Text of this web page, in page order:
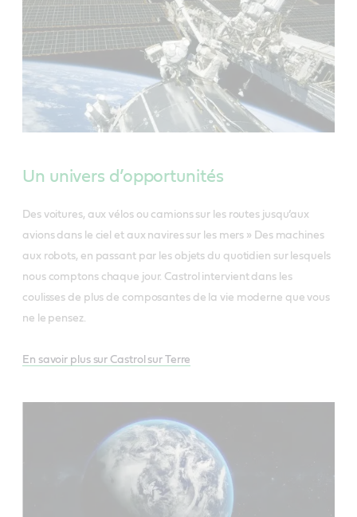
Un univers d’opportunités
Des voitures, aux vélos ou camions sur les routes jusqu’aux
avions dans le ciel et aux navires sur les mers » Des machines
aux robots, en passant par les objets du quotidien sur lesquels
nous comptons chaque jour. Castrol intervient dans les
coulisses de plus de composantes de la vie moderne que vous
ne le pensez.
En savoir plus sur Castrol sur Terre